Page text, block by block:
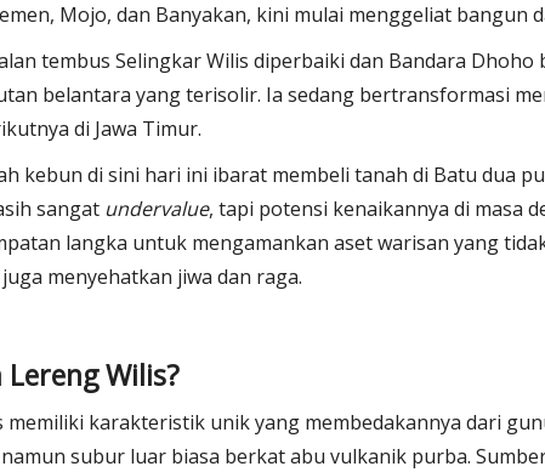
Mojo, dan Banyakan, kini mulai menggeliat bangun
tembus Selingkar Wilis diperbaiki dan Bandara Dhoho
belantara yang terisolir. Ia sedang bertransformasi
di Jawa Timur.
kebun di sini hari ini ibarat membeli tanah di Batu dua
sangat undervalue, tapi potensi kenaikannya di masa
langka untuk mengamankan aset warisan yang
menyehatkan jiwa dan raga.
Wilis?
memiliki karakteristik unik yang membedakannya dari
subur luar biasa berkat abu vulkanik purba.